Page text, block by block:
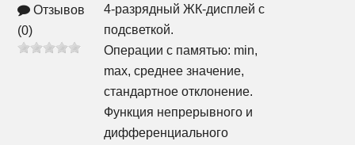
Отзывов
(0)
4-разрядный ЖК-дисплей с
подсветкой.
Операции с памятью: min,
max, среднее значение,
стандартное отклонение.
Функция непрерывного и
дифференциального